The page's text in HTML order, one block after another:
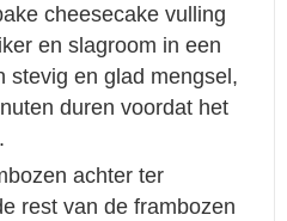
cheesecake vulling
en slagroom in een
stevig en glad mengsel,
duren voordat het
achter ter
rest van de frambozen